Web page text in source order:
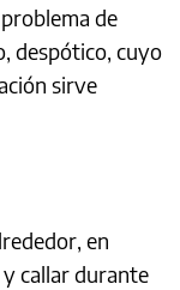
de
despótico, cuyo
sirve
en
callar durante